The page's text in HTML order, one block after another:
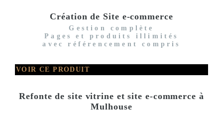
Création de Site e-commerce
Gestion complète
Pages et produits illimités
avec référencement compris
VOIR CE PRODUIT
Refonte de site vitrine et site e-commerce à
Mulhouse